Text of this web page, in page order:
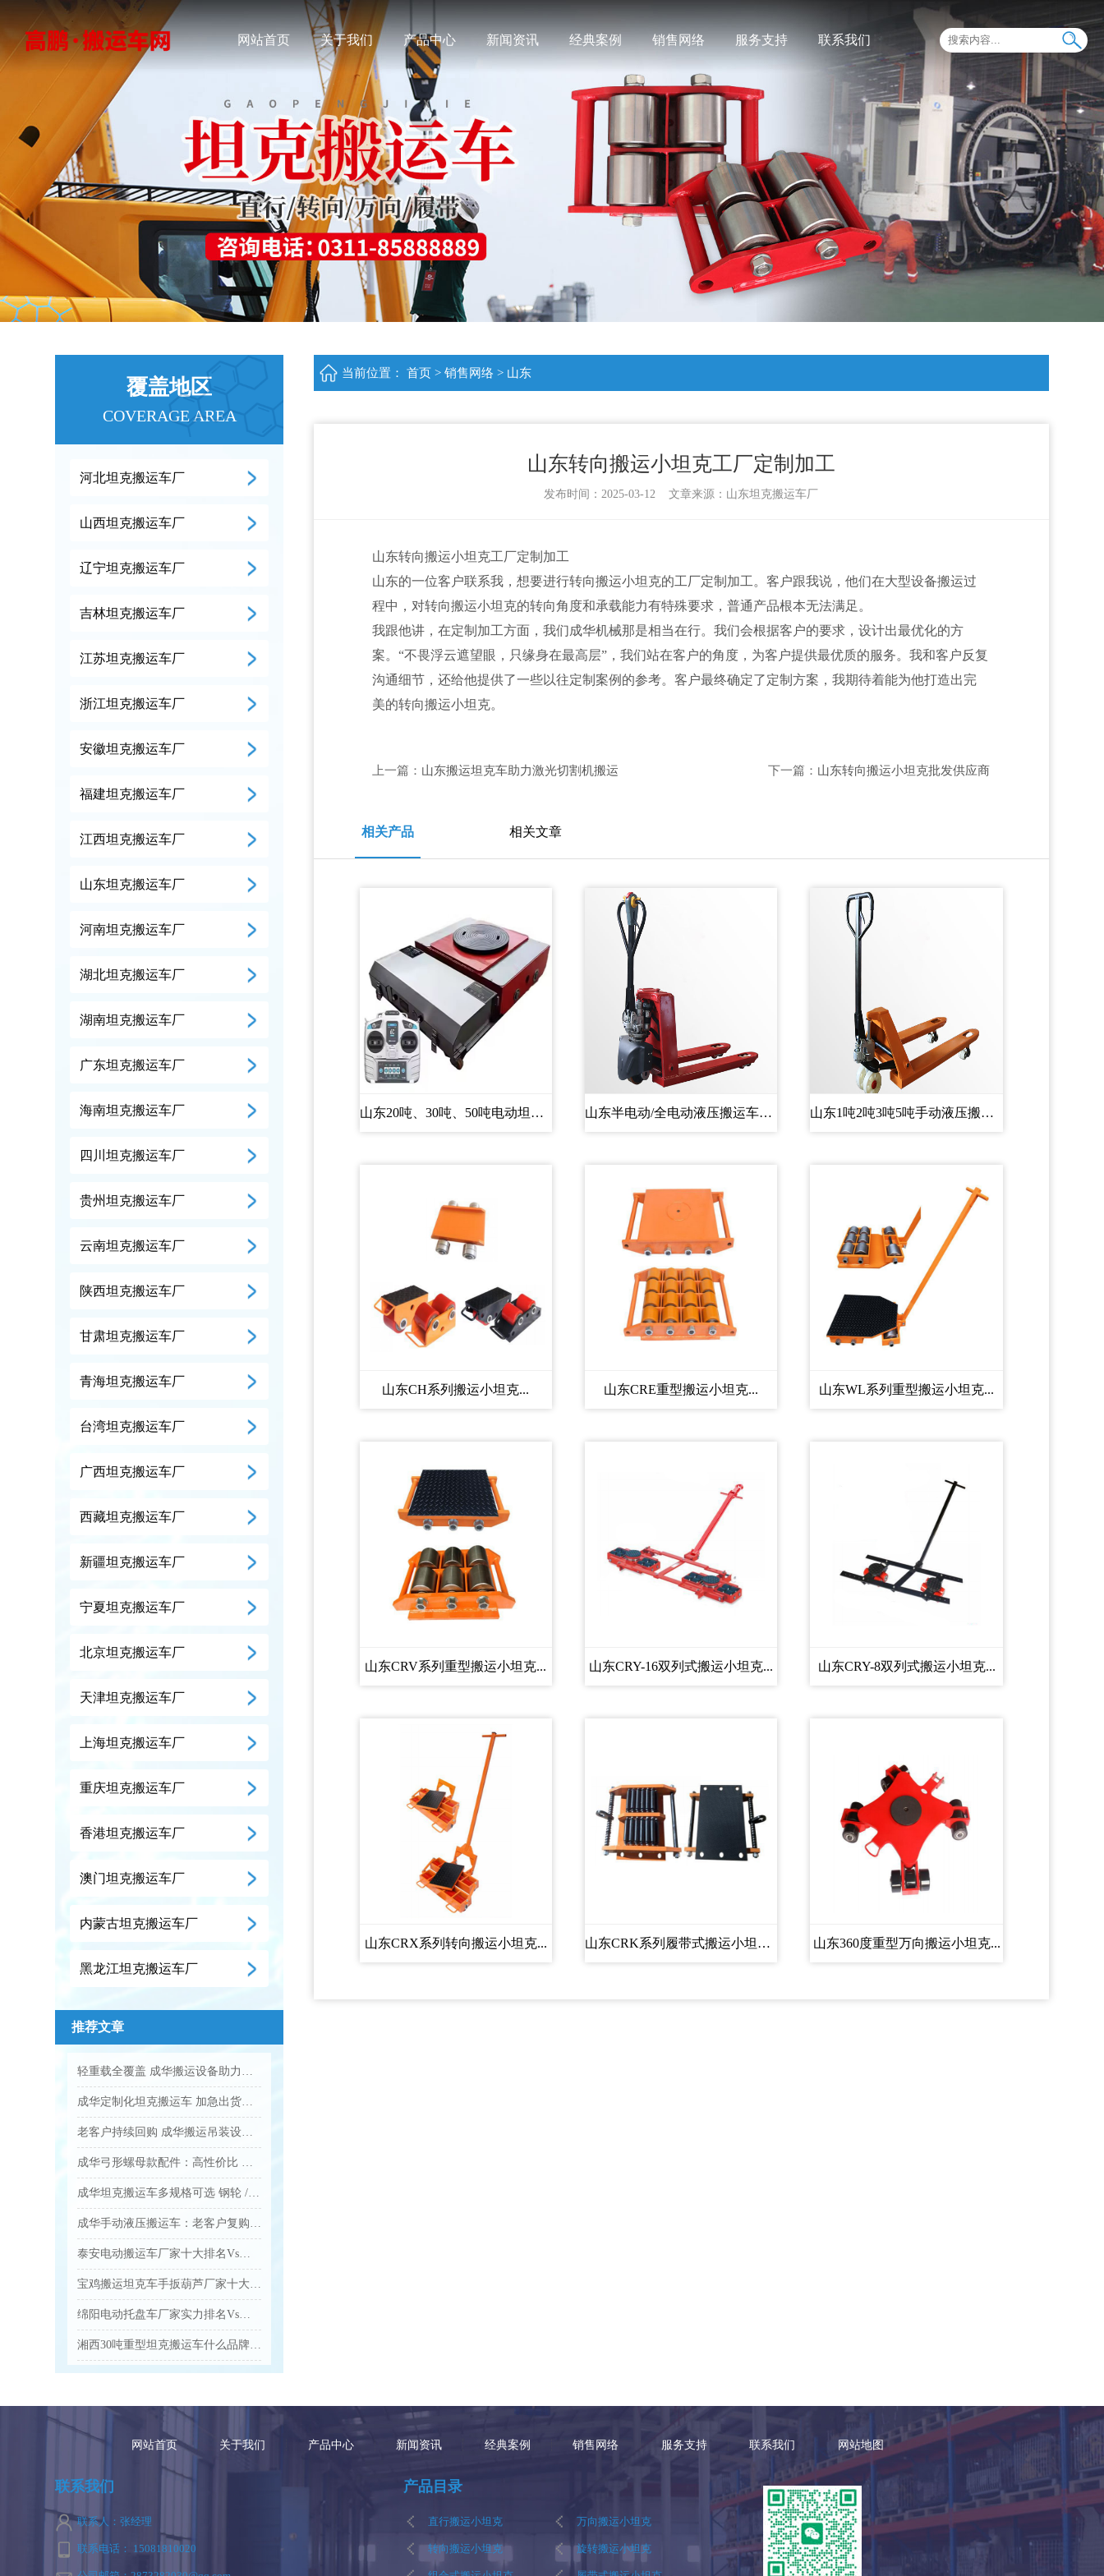
网站首页 关于我们 产品中心 新闻资讯 经典案例 销售网络 服务支持 联系我们
覆盖地区
COVERAGE AREA
河北坦克搬运车厂
山西坦克搬运车厂
辽宁坦克搬运车厂
吉林坦克搬运车厂
江苏坦克搬运车厂
浙江坦克搬运车厂
安徽坦克搬运车厂
福建坦克搬运车厂
江西坦克搬运车厂
山东坦克搬运车厂
河南坦克搬运车厂
湖北坦克搬运车厂
湖南坦克搬运车厂
广东坦克搬运车厂
海南坦克搬运车厂
四川坦克搬运车厂
贵州坦克搬运车厂
云南坦克搬运车厂
陕西坦克搬运车厂
甘肃坦克搬运车厂
青海坦克搬运车厂
台湾坦克搬运车厂
广西坦克搬运车厂
西藏坦克搬运车厂
新疆坦克搬运车厂
宁夏坦克搬运车厂
北京坦克搬运车厂
天津坦克搬运车厂
上海坦克搬运车厂
重庆坦克搬运车厂
香港坦克搬运车厂
澳门坦克搬运车厂
内蒙古坦克搬运车厂
黑龙江坦克搬运车厂
推荐文章
轻重载全覆盖 成华搬运设备助力企业降本增效...
成华定制化坦克搬运车 加急出货满足工业应急需求...
老客户持续回购 成华搬运吊装设备凭实力圈粉...
成华弓形螺母款配件：高性价比 工业吊装紧固优选...
成华坦克搬运车多规格可选 钢轮 / 聚氨酯轮适配全场景...
成华手动液压搬运车：老客户复购爆款 高效装卸好帮手...
泰安电动搬运车厂家十大排名Vs口碑优选品牌名单...
宝鸡搬运坦克车手扳葫芦厂家十大排名Vs品牌推荐...
绵阳电动托盘车厂家实力排名Vs口碑好的品牌有哪些...
湘西30吨重型坦克搬运车什么品牌的质量好...
当前位置： 首页> 销售网络 > 山东
山东转向搬运小坦克工厂定制加工
发布时间：2025-03-12 文章来源：山东坦克搬运车厂
山东转向搬运小坦克工厂定制加工
山东的一位客户联系我，想要进行转向搬运小坦克的工厂定制加工。客户跟我说，他们在大型设备搬运过
程中，对转向搬运小坦克的转向角度和承载能力有特殊要求，普通产品根本无法满足。
我跟他讲，在定制加工方面，我们成华机械那是相当在行。我们会根据客户的要求，设计出最优化的方
案。“不畏浮云遮望眼，只缘身在最高层”，我们站在客户的角度，为客户提供最优质的服务。我和客户反复
沟通细节，还给他提供了一些以往定制案例的参考。客户最终确定了定制方案，我期待着能为他打造出完
美的转向搬运小坦克。
上一篇： 山东搬运坦克车助力激光切割机搬运 下一篇： 山东转向搬运小坦克批发供应商
相关产品 相关文章
山东20吨、30吨、50吨电动坦克搬... 山东半电动/全电动液压搬运车托... 山东1吨2吨3吨5吨手动液压搬运车...
山东CH系列搬运小坦克... 山东CRE重型搬运小坦克... 山东WL系列重型搬运小坦克...
山东CRV系列重型搬运小坦克... 山东CRY-16双列式搬运小坦克... 山东CRY-8双列式搬运小坦克...
山东CRX系列转向搬运小坦克... 山东CRK系列履带式搬运小坦克... 山东360度重型万向搬运小坦克...
网站首页 关于我们 产品中心 新闻资讯 经典案例 销售网络 服务支持 联系我们 网站地图
联系我们
联系人：张经理
联系电话： 15081810020
产品目录
直行搬运小坦克 万向搬运小坦克
转向搬运小坦克 旋转搬运小坦克